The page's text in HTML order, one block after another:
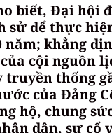
biết, Đại hội
sử để thực
năm; khẳng
cội nguồn
truyền thống
của Đảng
hộ, chung
dân, sự cổ